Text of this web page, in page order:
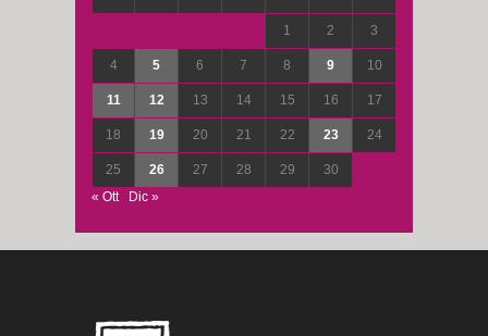
1 2 3
4 5 6 7 8 9 10
11 12 13 14 15 16 17
18 19 20 21 22 23 24
25 26 27 28 29
30
« Ott
Dic »